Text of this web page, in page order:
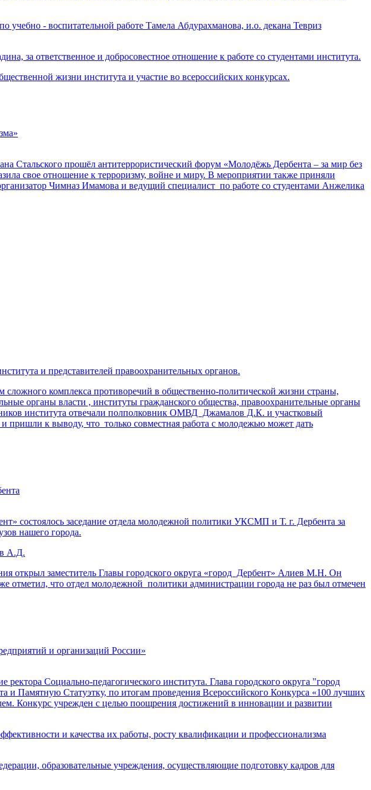
учебно - воспитательной работе Тамела Абдурахманова, и.о. декана Тевриз
за ответственное и добросовестное отношение к работе со студентами института.
жизни института и участие во всероссийских конкурсах.
Стальского прошёл антитеррористический форум «Молодёжь Дербента – за мир без
свое отношение к терроризму, войне и миру. В мероприятии также приняли
Чимназ Имамова и ведущий специалист по работе со студентами Анжелика
и представителей правоохранительных органов.
сложного комплекса противоречий в общественно-политической жизни страны,
органы власти , институты гражданского общества, правоохранительные органы
института отвечали полполковник ОМВД Джамалов Д.К. и участковый
к выводу, что только совместная работа с молодежью может дать
состоялось заседание отдела молодежной политики УКСМП и Т. г. Дербента за
нашего города.
А.Д.
открыл заместитель Главы городского округа «город Дербент» Алиев М.Н. Он
отметил, что отдел молодежной политики администрации города не раз был отмечен
и организаций России»
Социально-педагогического института. Глава городского округа "город
Памятную Статуэтку, по итогам проведения Всероссийского Конкурса «100 лучших
Конкурс учрежден с целью поощрения достижений в инновации и развитии
и качества их работы, росту квалификации и профессионализма
образовательные учреждения, осуществляющие подготовку кадров для